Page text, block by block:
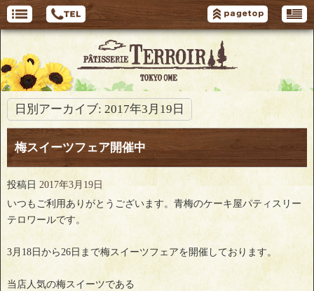
日別アーカイブ: 2017年3月19日
梅スイーツフェア開催中
投稿日 2017年3月19日
いつもご利用ありがとうございます。青梅のケーキ屋パティスリー
テロワールです。
3月18日から26日まで梅スイーツフェアを開催しております。
当店人気の梅スイーツである